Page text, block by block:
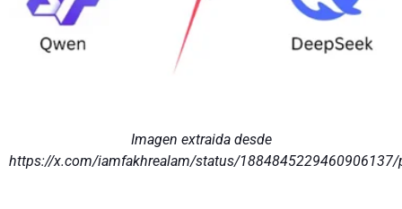
Imagen extraida desde
https://x.com/iamfakhrealam/status/